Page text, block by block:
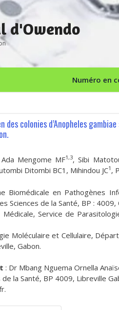
d'Owendo
Numéro en
colonies d’Anopheles
Mengome MF1,3, Sibi
Ditombi BC1, Mihindou JC1 ,
Biomédicale en Pathogènes
Sciences de la Santé, BP : 4009,
Médicale, Service de
Moléculaire et Cellulaire,
Gabon.
: Dr Mbang Nguema Ornella
la Santé, BP 4009, Libreville